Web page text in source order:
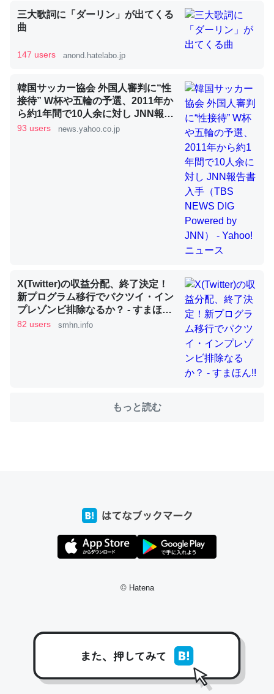
論文では「淡水はカルシウムも酸素も不足してて両方に不
利だから両方が拮抗してるのでは」とあって面白い。海に
ずキチンを強化してる筈だが、酵素が違うのか？
─ニュース :: 【研究発表】昆虫学の大問題＝「昆虫はなぜ海にいな
いのか」に関する新仮説
これを元に考えるとカルシウムを大量に使う脊椎動物と貝
類は苦労してるんだな…。腹足類だと殻を無くしてナメク
─ニュース :: 【研究発表】昆虫学の大問題＝「昆虫はなぜ海にいな
ウチもEchoを実家に置いて４年。でたまに覗いてる。ぼ
ちぼちRingも置こうかと画策中。あと、Googleマップで
位置情報を共有してる。電池残量や充電中かが分かるので
それを実質100倍以上に伸ばす効果があるはず……
─たまにLINEするくらいだった遠方の父67歳と僕。ITツール導入で
コミュニケーションが劇的に変化した｜tayorini by LIFULL介護
たいなのでネット環境作ったけどAlexaしか使わないので
回線代ほとんどかからないですよ。参考：
https://toyoshi.hatenablog.com/entry/2019/05/15/1805
三大歌詞に「ダーリン」が出てくる
曲
147 users anond.hatelabo.jp
韓国サッカー協会 外国人審判に“性
接待” W杯や五輪の予選、2011年か
ら約1年間で10人余に対し JNN報告
書入手（TBS NEWS DIG Powered
93 users news.yahoo.co.jp
X(Twitter)の収益分配、終了決定！
新プログラム移行でパクツイ・イン
プレゾンビ排除なるか？ - すまほ
ん!!
82 users smhn.info
もっと読む
© Hatena